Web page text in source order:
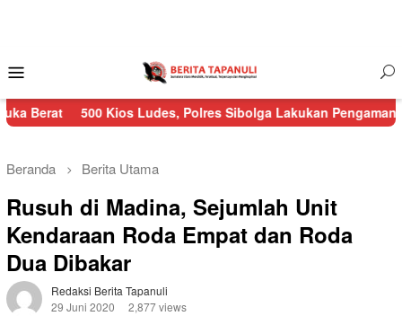
Mobile
Kios Ludes, Polres Sibolga Lakukan Pengamanan
Beranda Berita Utama
Rusuh di Madina, Sejumlah Unit
Kendaraan Roda Empat dan Roda
Dua Dibakar
Redaksi Berita Tapanuli
29 Juni 2020
2,877 views